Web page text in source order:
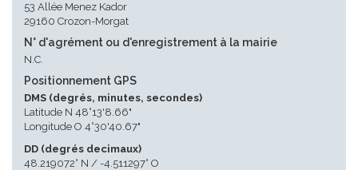
53 Allée Menez Kador
29160 Crozon-Morgat
N° d'agrément ou d'enregistrement à la mairie
N.C.
Positionnement GPS
DMS (degrés, minutes, secondes)
Latitude N 48°13'8.66"
Longitude O 4°30'40.67"
DD (degrés decimaux)
48.219072° N / -4.511297° O